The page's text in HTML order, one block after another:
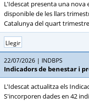
L'Idescat presenta una nova
disponible de les llars
Catalunya del quart
Llegir
22/07/2026 INDBPS
Indicadors de benestar i
L'Idescat actualitza els
S'incorporen dades en 42